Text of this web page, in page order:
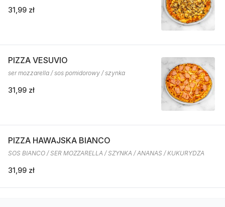
31,99 zł
PIZZA VESUVIO
ser mozzarella / sos pomidorowy / szynka
31,99 zł
PIZZA HAWAJSKA BIANCO
SOS BIANCO / SER MOZZARELLA / SZYNKA / ANANAS / KUKURYDZA
31,99 zł